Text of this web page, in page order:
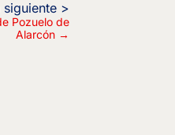
Pozuelo de
Alarcón→